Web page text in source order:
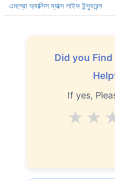
এমপ্রো অ্যাক্সিস ম্যাক্স লাইফ ইন্স্যুরেন্স
Did you
If yes,